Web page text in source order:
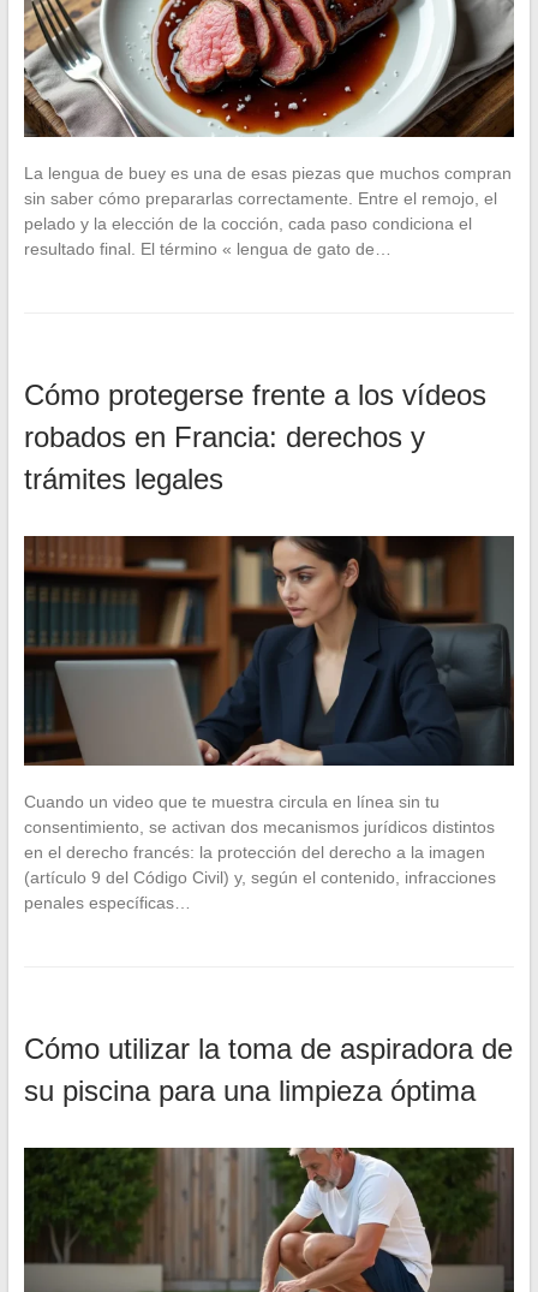
La lengua de buey es una de esas piezas que muchos compran
sin saber cómo prepararlas correctamente. Entre el remojo, el
pelado y la elección de la cocción, cada paso condiciona el
resultado final. El término « lengua de gato de…
Cómo protegerse frente a los vídeos
robados en Francia: derechos y
trámites legales
Cuando un video que te muestra circula en línea sin tu
consentimiento, se activan dos mecanismos jurídicos distintos
en el derecho francés: la protección del derecho a la imagen
(artículo 9 del Código Civil) y, según el contenido, infracciones
penales específicas…
Cómo utilizar la toma de aspiradora de
su piscina para una limpieza óptima